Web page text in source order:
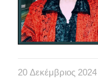
20 Δεκέμβριος 2024